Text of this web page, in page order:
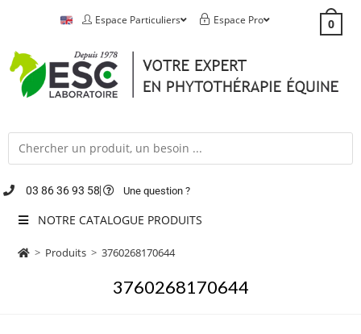
Espace Particuliers Espace Pro 0
03 86 36 93 58 Une question ?
NOTRE CATALOGUE PRODUITS
> Produits > 3760268170644
3760268170644